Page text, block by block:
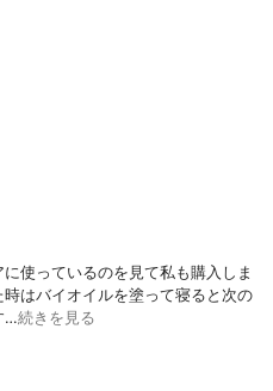
使っているのを見て私も購入しま
はバイオイルを塗って寝ると次の
…続きを見る